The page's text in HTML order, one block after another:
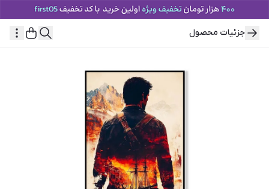
جزئیات محصول